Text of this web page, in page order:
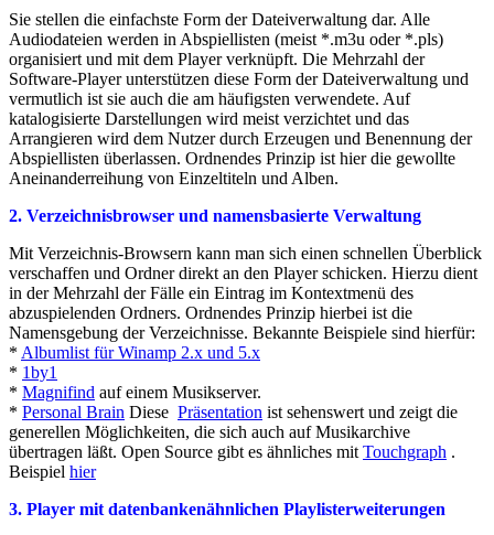
Sie stellen die einfachste Form der Dateiverwaltung dar. Alle
Audiodateien werden in Abspiellisten (meist *.m3u oder *.pls)
organisiert und mit dem Player verknüpft. Die Mehrzahl der
Software-Player unterstützen diese Form der Dateiverwaltung und
vermutlich ist sie auch die am häufigsten verwendete. Auf
katalogisierte Darstellungen wird meist verzichtet und das
Arrangieren wird dem Nutzer durch Erzeugen und Benennung der
Abspiellisten überlassen. Ordnendes Prinzip ist hier die gewollte
Aneinanderreihung von Einzeltiteln und Alben.
2. Verzeichnisbrowser und namensbasierte Verwaltung
Mit Verzeichnis-Browsern kann man sich einen schnellen Überblick
verschaffen und Ordner direkt an den Player schicken. Hierzu dient
in der Mehrzahl der Fälle ein Eintrag im Kontextmenü des
abzuspielenden Ordners. Ordnendes Prinzip hierbei ist die
Namensgebung der Verzeichnisse. Bekannte Beispiele sind hierfür:
* Albumlist für Winamp 2.x und 5.x
* 1by1
* Magnifind auf einem Musikserver.
* Personal Brain Diese Präsentation ist sehenswert und zeigt die
generellen Möglichkeiten, die sich auch auf Musikarchive
übertragen läßt. Open Source gibt es ähnliches mit Touchgraph .
Beispiel hier
3. Player mit datenbankenähnlichen Playlisterweiterungen